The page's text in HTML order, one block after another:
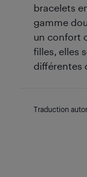
bracelets
gamme
un confort
filles, elles
différentes
Traduction